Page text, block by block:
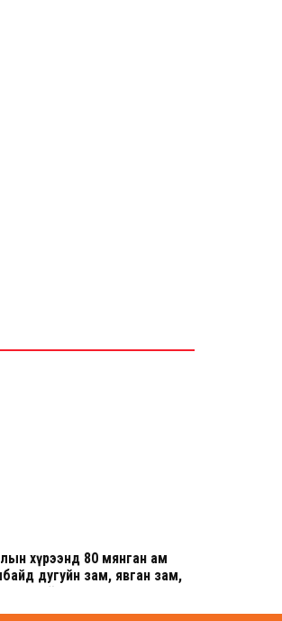
хүрээнд 80 мянган ам
дугуйн зам, явган зам,
хийхээр төлөвлөсөн